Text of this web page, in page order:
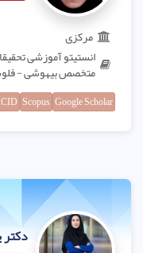
مرکزی
انستیتو آموزشی
متخصص بیهوشی -
Google Scholar
Scopus